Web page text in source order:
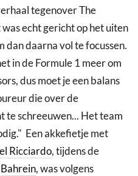
tegenover The
echt gericht op het uiten
dan daarna vol te focussen.
in de Formule 1 meer om
dus moet je een balans
die over de
te schreeuwen... Het team
Een akkefietje met
Ricciardo, tijdens de
Bahrein, was volgens